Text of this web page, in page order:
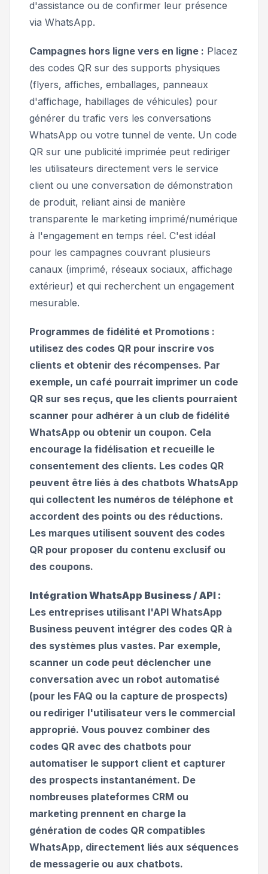
d'assistance ou de confirmer leur présence
via WhatsApp.
Campagnes hors ligne vers en ligne : Placez
des codes QR sur des supports physiques
(flyers, affiches, emballages, panneaux
d'affichage, habillages de véhicules) pour
générer du trafic vers les conversations
WhatsApp ou votre tunnel de vente. Un code
QR sur une publicité imprimée peut rediriger
les utilisateurs directement vers le service
client ou une conversation de démonstration
de produit, reliant ainsi de manière
transparente le marketing imprimé/numérique
à l'engagement en temps réel. C'est idéal
pour les campagnes couvrant plusieurs
canaux (imprimé, réseaux sociaux, affichage
extérieur) et qui recherchent un engagement
mesurable.
Programmes de fidélité et Promotions :
utilisez des codes QR pour inscrire vos
clients et obtenir des récompenses. Par
exemple, un café pourrait imprimer un code
QR sur ses reçus, que les clients pourraient
scanner pour adhérer à un club de fidélité
WhatsApp ou obtenir un coupon. Cela
encourage la fidélisation et recueille le
consentement des clients. Les codes QR
peuvent être liés à des chatbots WhatsApp
qui collectent les numéros de téléphone et
accordent des points ou des réductions.
Les marques utilisent souvent des codes
QR pour proposer du contenu exclusif ou
des coupons.
Intégration WhatsApp Business / API :
Les entreprises utilisant l'API WhatsApp
Business peuvent intégrer des codes QR à
des systèmes plus vastes. Par exemple,
scanner un code peut déclencher une
conversation avec un robot automatisé
(pour les FAQ ou la capture de prospects)
ou rediriger l'utilisateur vers le commercial
approprié. Vous pouvez combiner des
codes QR avec des chatbots pour
automatiser le support client et capturer
des prospects instantanément. De
nombreuses plateformes CRM ou
marketing prennent en charge la
génération de codes QR compatibles
WhatsApp, directement liés aux séquences
de messagerie ou aux chatbots.